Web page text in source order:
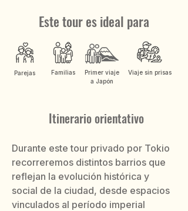
Este tour es ideal para
Parejas Familias
Primer viaje
a Japón
Viaje sin prisas
Itinerario orientativo
Durante este tour privado por Tokio
recorreremos distintos barrios que
reflejan la evolución histórica y
social de la ciudad, desde espacios
vinculados al período imperial